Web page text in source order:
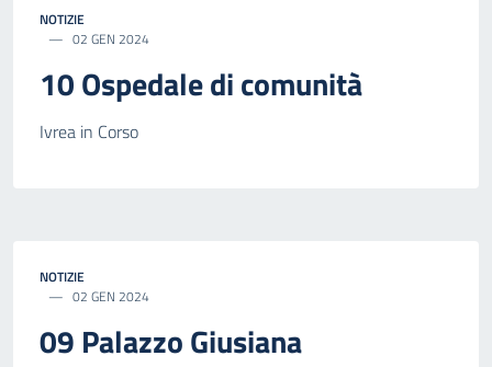
NOTIZIE
02 GEN 2024
10 Ospedale di comunità
Ivrea in Corso
NOTIZIE
02 GEN 2024
09 Palazzo Giusiana